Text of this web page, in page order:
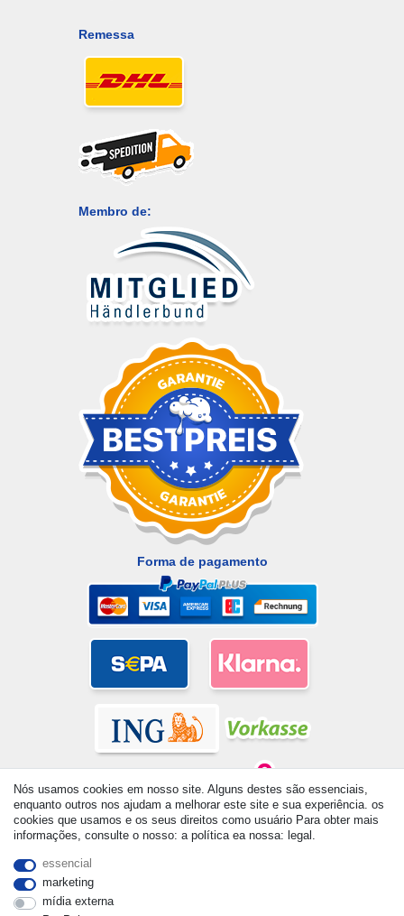
Remessa
Membro de:
Forma de pagamento
© Copyright 2026 | Todos os direitos reservados. - All rights
| * Applies to deliveries to the UK!
Nós usamos cookies em nosso site. Alguns destes são essenciais,
enquanto outros nos ajudam a melhorar este site e sua experiência. os
cookies que usamos e os seus direitos como usuário Para obter mais
informações, consulte o nosso: a política ea nossa: legal.
essencial
marketing
mídia externa